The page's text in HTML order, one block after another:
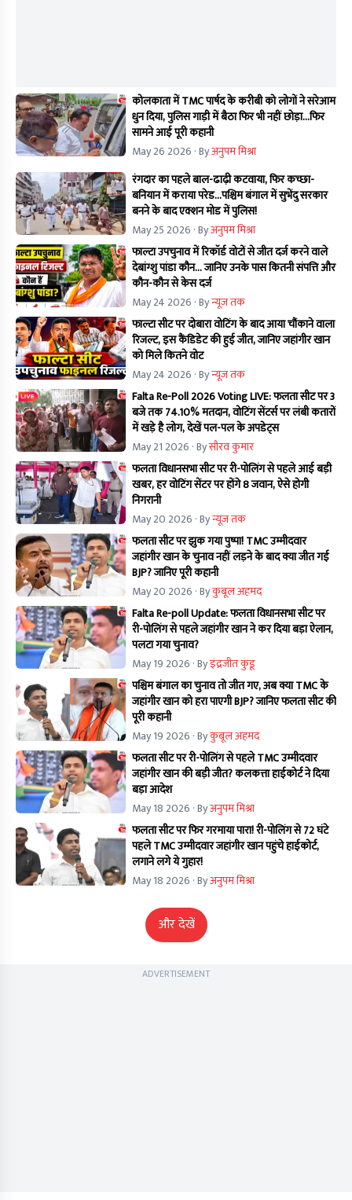
कोलकाता में TMC पार्षद के करीबी को लोगों ने सरेआम
धुन दिया, पुलिस गाड़ी में बैठा फिर भी नहीं छोड़ा...फिर
सामने आई पूरी कहानी
May 26 2026 · Byअनुपम मिश्रा
रंगदार का पहले बाल-ढाढ़ी कटवाया, फिर कच्छा-
बनियान में कराया परेड...पश्चिम बंगाल में सुभेंदु सरकार
बनने के बाद एक्शन मोड में पुलिस!
May 25 2026 · Byअनुपम मिश्रा
फाल्टा उपचुनाव में रिकॉर्ड वोटों से जीत दर्ज करने वाले
देबांग्शु पांडा कौन… जानिए उनके पास कितनी संपत्ति और
कौन-कौन से केस दर्ज
May 24 2026 · Byन्यूज तक
फाल्टा सीट पर दोबारा वोटिंग के बाद आया चौंकाने वाला
रिजल्ट, इस कैंडिडेट की हुई जीत, जानिए जहांगीर खान
को मिले कितने वोट
May 24 2026 · Byन्यूज तक
Falta Re-Poll 2026 Voting LIVE: फलता सीट पर 3
बजे तक 74.10% मतदान, वोटिंग सेंटर्स पर लंबी कतारों
में खड़े है लोग, देखें पल-पल के अपडेट्स
May 21 2026 · Byसौरव कुमार
फलता विधानसभा सीट पर री-पोलिंग से पहले आई बड़ी
खबर, हर वोटिंग सेंटर पर होंगे 8 जवान, ऐसे होगी
निगरानी
May 20 2026 · Byन्यूज तक
फलता सीट पर झुक गया पुष्पा! TMC उम्मीदवार
जहांगीर खान के चुनाव नहीं लड़ने के बाद क्या जीत गई
BJP? जानिए पूरी कहानी
May 20 2026 · Byकुबूल अहमद
Falta Re-poll Update: फलता विधानसभा सीट पर
री-पोलिंग से पहले जहांगीर खान ने कर दिया बड़ा ऐलान,
पलटा गया चुनाव?
May 19 2026 · Byइंद्रजीत कुंडू
पश्चिम बंगाल का चुनाव तो जीत गए, अब क्या TMC के
जहांगीर खान को हरा पाएगी BJP? जानिए फलता सीट की
पूरी कहानी
May 19 2026 · Byकुबूल अहमद
फलता सीट पर री-पोलिंग से पहले TMC उम्मीदवार
जहांगीर खान की बड़ी जीत? कलकत्ता हाईकोर्ट ने दिया
बड़ा आदेश
May 18 2026 · Byअनुपम मिश्रा
फलता सीट पर फिर गरमाया पारा! री-पोलिंग से 72 घंटे
पहले TMC उम्मीदवार जहांगीर खान पहुंचे हाईकोर्ट,
लगाने लगे ये गुहार!
May 18 2026 · Byअनुपम मिश्रा
और देखें
ADVERTISEMENT